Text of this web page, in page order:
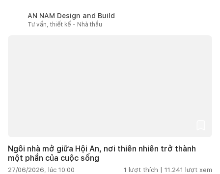
AN NAM Design and Build
Tư vấn, thiết kế - Nhà thầu
Ngôi nhà mở giữa Hội An, nơi thiên nhiên trở thành
một phần của cuộc sống
27/06/2026, lúc 10:00 1 lượt thích | 11.241 lượt xem